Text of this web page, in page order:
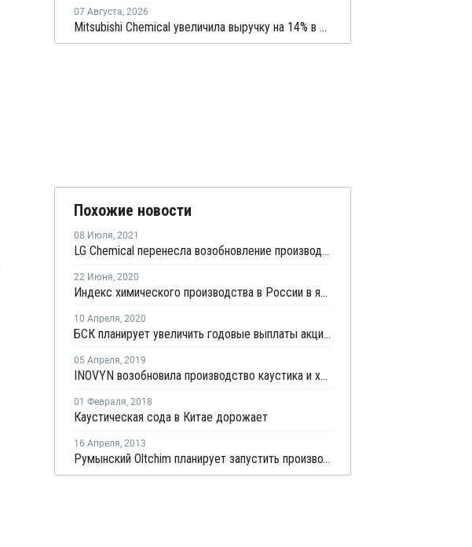
07 Августа, 2026
Mitsubishi Chemical увеличила выручку на 14% в первом квартале японского финансового года
Похожие новости
08 Июля, 2021
LG Chemical перенесла возобновление производства каустика на линии №2 в Йосу на середину июля
22 Июня, 2020
Индекс химического производства в России в январе - мае вырос на 5,4%
10 Апреля, 2020
БСК планирует увеличить годовые выплаты акционерам втрое
05 Апреля, 2019
INOVYN возобновила производство каустика и хлора во Франции в начале апреля
01 Февраля, 2018
Каустическая сода в Китае дорожает
16 Апреля, 2013
Румынский Oltchim планирует запустить производство ПВХ 1 мая